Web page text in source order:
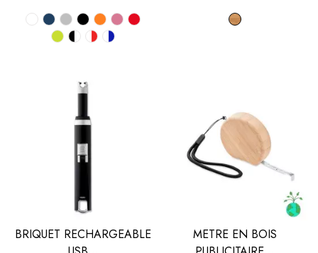
Blanc
Bleu
marine
GrisNoirOrange
RoseRouge
Vert NoirBlanc/rouge
Blanc/bleu
Bois
BRIQUET RECHARGEABLE
METRE EN BOIS